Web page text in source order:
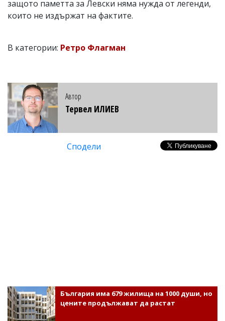
защото паметта за Левски няма нужда от легенди,
които не издържат на фактите.
В категории: Ретро Флагман
Автор
Тервел ИЛИЕВ
Сподели
България има 679 жилища на 1000 души, но
цените продължават да растат